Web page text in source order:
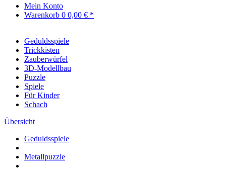
Mein Konto
Warenkorb 0 0,00 € *
Geduldsspiele
Trickkisten
Zauberwürfel
3D-Modellbau
Puzzle
Spiele
Für Kinder
Schach
Übersicht
Geduldsspiele
Metallpuzzle